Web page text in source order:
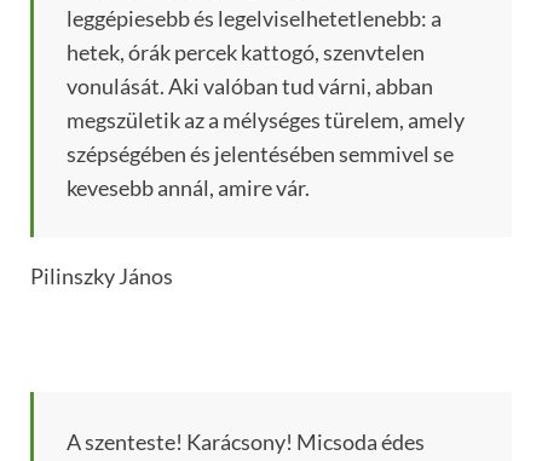
leggépiesebb és legelviselhetetlenebb: a
hetek, órák percek kattogó, szenvtelen
vonulását. Aki valóban tud várni, abban
megszületik az a mélységes türelem, amely
szépségében és jelentésében semmivel se
kevesebb annál, amire vár.
Pilinszky János
A szenteste! Karácsony! Micsoda édes